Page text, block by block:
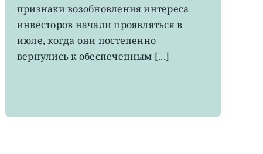
признаки возобновления интереса
инвесторов начали проявляться в
июле, когда они постепенно
вернулись к обеспеченным [...]